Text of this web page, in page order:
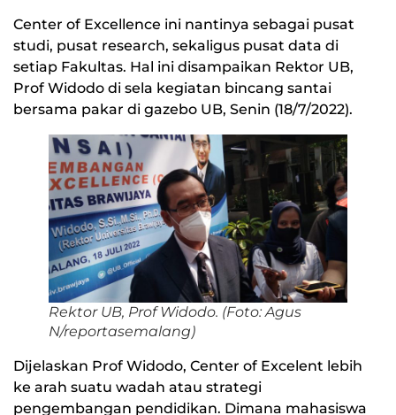
Center of Excellence ini nantinya sebagai pusat
studi, pusat research, sekaligus pusat data di
setiap Fakultas. Hal ini disampaikan Rektor UB,
Prof Widodo di sela kegiatan bincang santai
bersama pakar di gazebo UB, Senin (18/7/2022).
Rektor UB, Prof Widodo. (Foto: Agus
N/reportasemalang)
Dijelaskan Prof Widodo, Center of Excelent lebih
ke arah suatu wadah atau strategi
pengembangan pendidikan. Dimana mahasiswa